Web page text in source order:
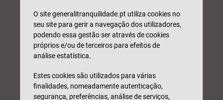
O site generalitranquilidade.pt utiliza cookies no
seu site para gerir a navegação dos utilizadores,
podendo essa gestão ser através de cookies
próprios e/ou de terceiros para efeitos de
análise estatística.
Estes cookies são utilizados para várias
finalidades, nomeadamente autenticação,
segurança, preferências, análise de serviços,